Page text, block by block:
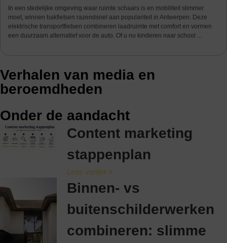
In een stedelijke omgeving waar ruimte schaars is en mobiliteit slimmer
moet, winnen bakfietsen razendsnel aan populariteit in Antwerpen. Deze
elektrische transportfietsen combineren laadruimte met comfort en vormen
een duurzaam alternatief voor de auto. Of u nu kinderen naar school ...
Verhalen van media en
beroemdheden
Onder de aandacht
Content marketing
stappenplan
Lees verder »
Binnen- vs
buitenschilderwerken
combineren: slimme